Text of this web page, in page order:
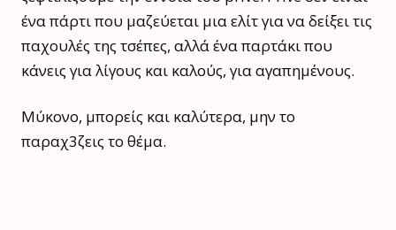
ένα πάρτι που μαζεύεται μια ελίτ για να δείξει τις
παχουλές της τσέπες, αλλά ένα παρτάκι που
κάνεις για λίγους και καλούς, για αγαπημένους.
Μύκονο, μπορείς και καλύτερα, μην το
παραχ3ζεις το θέμα.